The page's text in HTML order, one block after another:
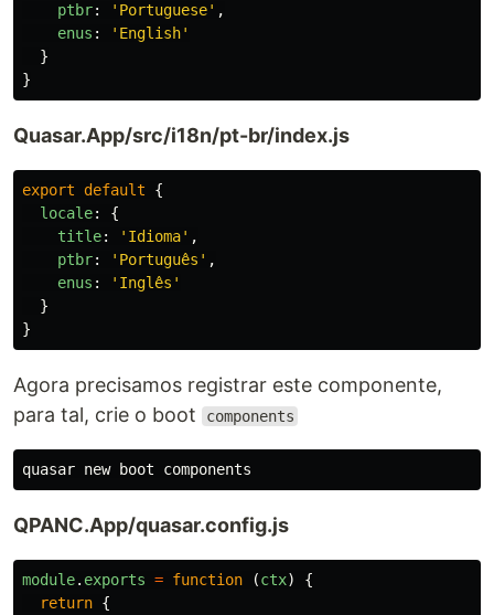
ptbr: ' Portuguese' ,
enus : ' English'
}
}
Quasar.App/src/i18n/pt-br/index.js
export default
{
locale:
{
title: ' Idioma' ,
ptbr: ' Português ' ,
enus : ' Inglês '
}
}
Agora precisamos registrar este componente,
para tal, crie o boot
components
QPANC.App/quasar.config.js
module. exports = function (ctx)
{
return {